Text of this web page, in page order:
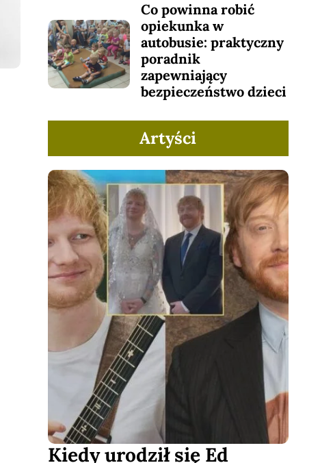
Co powinna robić
opiekunka w
autobusie: praktyczny
poradnik
zapewniający
bezpieczeństwo dzieci
Artyści
Kiedy urodził się Ed